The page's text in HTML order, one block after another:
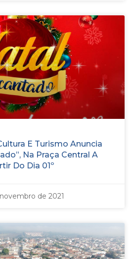
E Turismo Anuncia
Na Praça Central A
Do Dia 01º
de 2021